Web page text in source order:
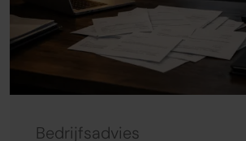
Bedrijfsadvies